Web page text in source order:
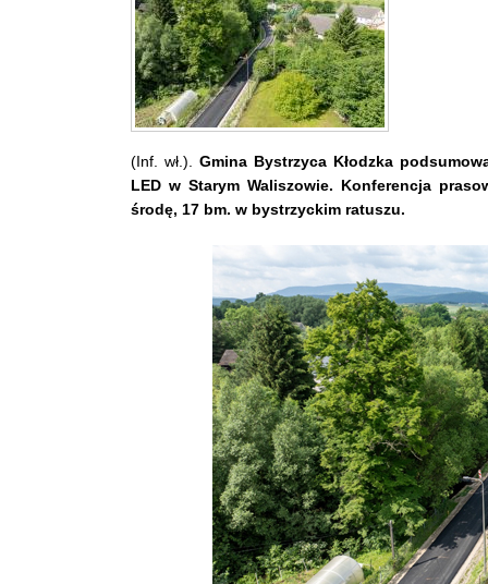
(Inf. wł.). Gmina Bystrzyca Kłodzka
LED w Starym Waliszowie. Konferencja
środę, 17 bm. w bystrzyckim ratuszu.